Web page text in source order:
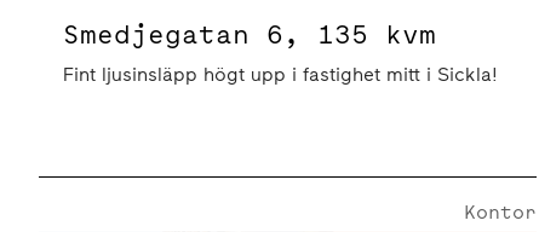
Smedjegatan 6, 135 kvm
Fint ljusinsläpp högt upp i fastighet mitt i Sickla!
Kontor